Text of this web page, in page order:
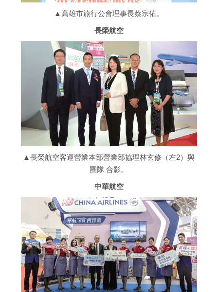
▲高雄市旅行公會理事長蔡宗佑。
長榮航空
▲長榮航空客運營業本部營業部協理林玄修（左2）與
團隊 合影。
中華航空